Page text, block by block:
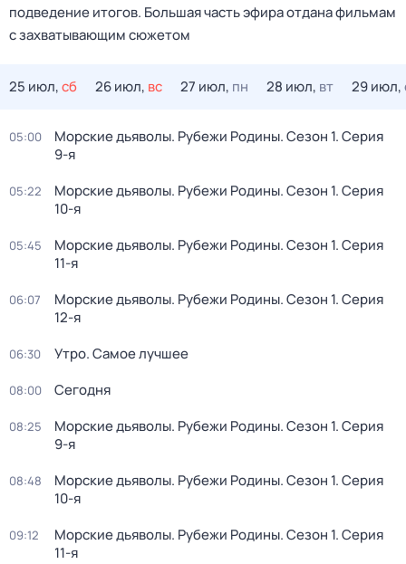
подведение итогов. Большая часть эфира отдана фильмам
с захватывающим сюжетом
25 июл,сб 26 июл, вс 27 июл, пн 28 июл, вт 29 июл,
05:00 Морские дьяволы. Рубежи Родины. Сезон 1. Серия
9-я
05:22 Морские дьяволы. Рубежи Родины. Сезон 1. Серия
10-я
05:45 Морские дьяволы. Рубежи Родины. Сезон 1. Серия
11-я
06:07 Морские дьяволы. Рубежи Родины. Сезон 1. Серия
12-я
06:30 Утро. Самое лучшее
08:00 Сегодня
08:25 Морские дьяволы. Рубежи Родины. Сезон 1. Серия
9-я
08:48 Морские дьяволы. Рубежи Родины. Сезон 1. Серия
10-я
09:12 Морские дьяволы. Рубежи Родины. Сезон 1. Серия
11-я